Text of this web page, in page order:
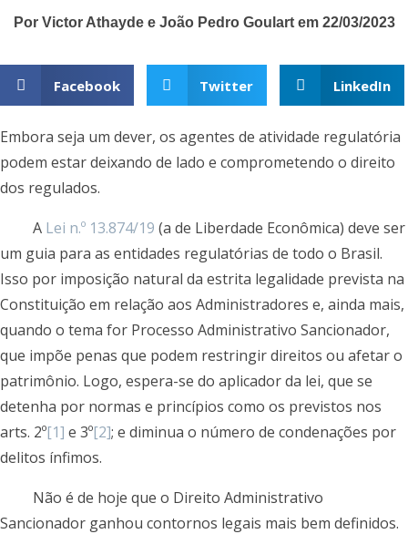
Por Victor Athayde e João Pedro Goulart em 22/03/2023
Facebook Twitter LinkedIn
Embora seja um dever, os agentes de atividade regulatória
podem estar deixando de lado e comprometendo o direito
dos regulados.
A Lei n.º 13.874/19 (a de Liberdade Econômica) deve ser
um guia para as entidades regulatórias de todo o Brasil.
Isso por imposição natural da estrita legalidade prevista na
Constituição em relação aos Administradores e, ainda mais,
quando o tema for Processo Administrativo Sancionador,
que impõe penas que podem restringir direitos ou afetar o
patrimônio. Logo, espera-se do aplicador da lei, que se
detenha por normas e princípios como os previstos nos
arts. 2º[1] e 3º[2]; e diminua o número de condenações por
delitos ínfimos.
Não é de hoje que o Direito Administrativo
Sancionador ganhou contornos legais mais bem definidos.